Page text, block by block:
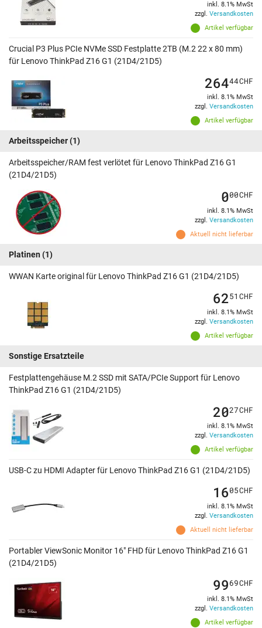
Artikel verfügbar
inkl. 8.1% MwSt
zzgl. Versandkosten
Crucial P3 Plus PCIe NVMe SSD Festplatte 2TB (M.2 22 x 80 mm)
für Lenovo ThinkPad Z16 G1 (21D4/21D5)
Artikel verfügbar
26444CHF
inkl. 8.1% MwSt
zzgl. Versandkosten
Arbeitsspeicher(1)
Arbeitsspeicher/RAM fest verlötet für Lenovo ThinkPad Z16 G1
(21D4/21D5)
Aktuell nicht lieferbar
000CHF
inkl. 8.1% MwSt
zzgl. Versandkosten
Platinen (1)
WWAN Karte original für Lenovo ThinkPad Z16 G1 (21D4/21D5)
Artikel verfügbar
6251 CHF
inkl. 8.1% MwSt
zzgl. Versandkosten
Sonstige Ersatzteile
Festplattengehäuse M.2 SSD mit SATA/PCIe Support für Lenovo
ThinkPad Z16 G1 (21D4/21D5)
Artikel verfügbar
2027CHF
inkl. 8.1% MwSt
zzgl. Versandkosten
USB-C zu HDMI Adapter für Lenovo ThinkPad Z16 G1 (21D4/21D5)
Aktuell nicht lieferbar
1605CHF
inkl. 8.1% MwSt
zzgl. Versandkosten
Portabler ViewSonic Monitor 16" FHD für Lenovo ThinkPad Z16 G1
(21D4/21D5)
Artikel verfügbar
9969CHF
inkl. 8.1% MwSt
zzgl. Versandkosten